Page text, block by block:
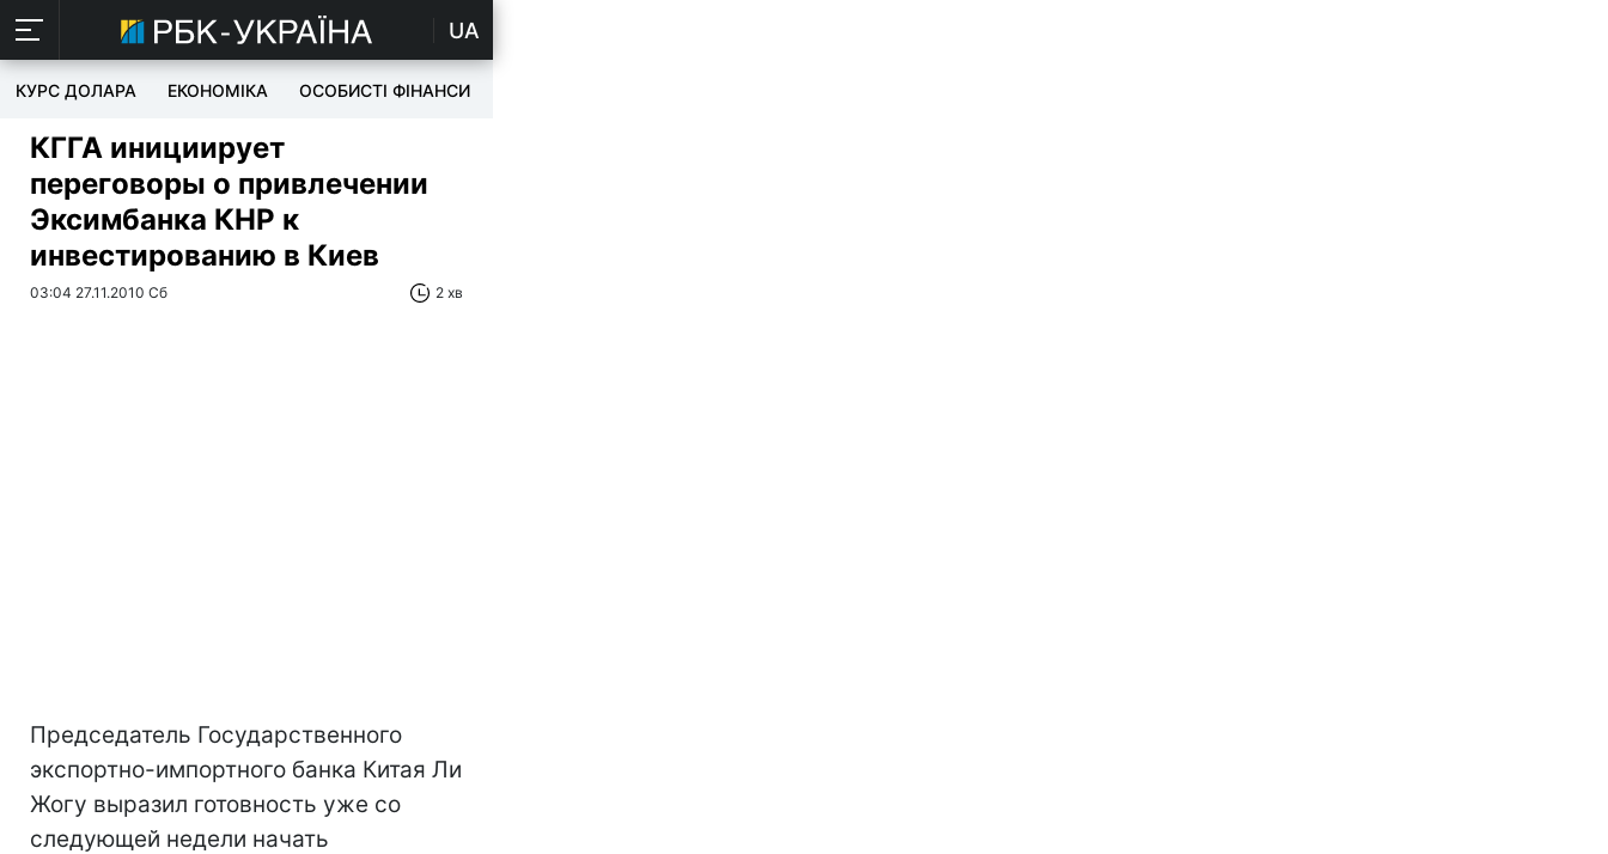
UA
КУРС ДОЛАРА ЕКОНОМІКА ОСОБИСТІ ФІНАНСИ
КГГА инициирует
переговоры о привлечении
Эксимбанка КНР к
инвестированию в Киев
03:04 27.11.2010 Сб 2 хв
Председатель Государственного
экспортно-импортного банка Китая Ли
Жогу выразил готовность уже со
следующей недели начать